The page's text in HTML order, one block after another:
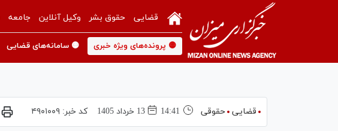
قضایی حقوق بشر وکیل آنلاین جامعه
🟡 پرونده‌های ویژه خبری 🟡 سامانه‌های قضایی
قضایی حقوقی 14:41 13 خرداد 1405 کد خبر: ۴۹۰۱۰۰۹